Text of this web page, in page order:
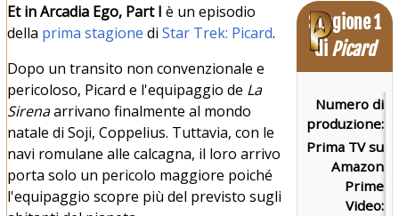
Stagione 1
di Picard
Numero di
produzione:
Prima TV su
Amazon
Prime
Video:
Et in Arcadia Ego, Part I è un episodio
della prima stagione di Star Trek: Picard.
Dopo un transito non convenzionale e
pericoloso, Picard e l'equipaggio de La
Sirenaarrivano finalmente al mondo
natale di Soji, Coppelius. Tuttavia, con le
navi romulane alle calcagna, il loro arrivo
porta solo un pericolo maggiore poiché
l'equipaggio scopre più del previsto sugli